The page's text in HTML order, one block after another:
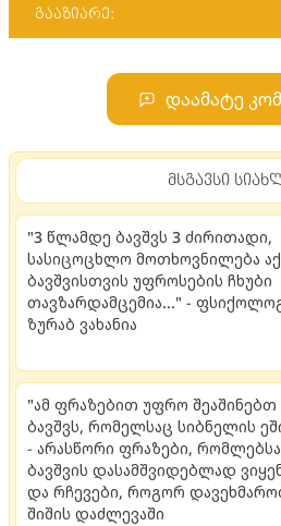
გააზიარე:
დაამატე
მსგავსი
"3 წლამდე ბავშვს 3 ძირითადი,
სასიცოცხლო მოთხოვნილება
ბავშვისთვის უფროსების ჩხუბი
თავზარდამცემია..." -
ზურაბ ვახანია
"ამ ფრაზებით უფრო შეაშინებთ
ბავშვს, რომელსაც სიბნელის
- არასწორი ფრაზები,
ბავშვის დასამშვიდებლად
და რჩევები, როგორ
შიშის დაძლევაში